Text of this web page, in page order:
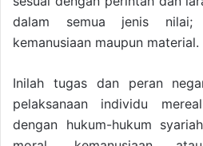
dalam semua jenis
kemanusiaan maupun material.
Inilah tugas dan peran
pelaksanaan individu
dengan hukum-hukum